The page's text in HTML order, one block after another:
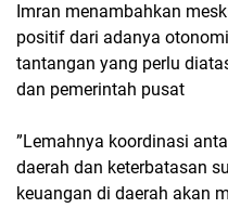
Imran menambahkan
positif dari adanya
tantangan yang perlu
dan pemerintah pusat
”Lemahnya koordinasi
daerah dan keterbatasan
keuangan di daerah akan